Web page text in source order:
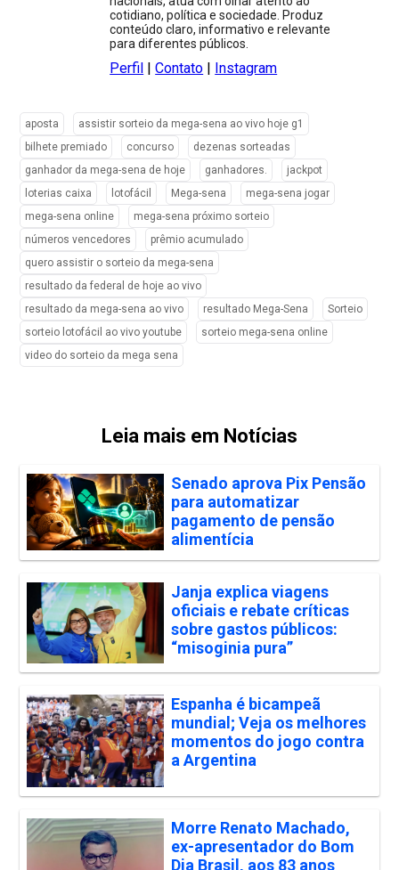
cotidiano, política e sociedade. Produz
conteúdo claro, informativo e relevante
para diferentes públicos.
Perfil |Contato | Instagram
aposta
assistir sorteio da mega-sena ao vivo hoje g1
bilhete premiado
concurso
dezenas sorteadas
ganhador da mega-sena de hoje
ganhadores.
jackpot
loterias caixa
lotofácil Mega-sena
mega-sena jogar
mega-sena online
mega-sena próximo sorteio
números vencedores
prêmio acumulado
quero assistir o sorteio da mega-sena
resultado da federal de hoje ao vivo
resultado da mega-sena ao vivo
resultado Mega-Sena
Sorteio
sorteio lotofácil ao vivo youtube
sorteio mega-sena online
video do sorteio da mega sena
Leia mais em Notícias
Senado aprova Pix Pensão
para automatizar
pagamento de pensão
alimentícia
Janja explica viagens
oficiais e rebate críticas
sobre gastos públicos:
“misoginia pura”
Espanha é bicampeã
mundial; Veja os melhores
momentos do jogo contra
a Argentina
Morre Renato Machado,
ex-apresentador do Bom
Dia Brasil, aos 83 anos